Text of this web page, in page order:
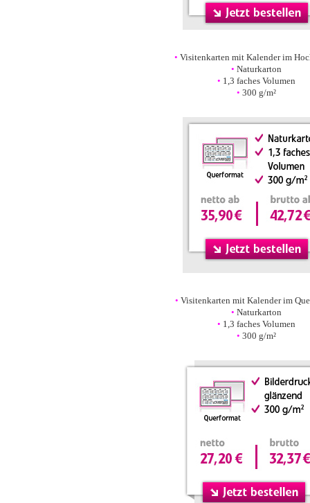
• Visitenkarten mit Kalender im
• Naturkarton
• 1,3 faches Volumen
• 300 g/m²
• Visitenkarten mit Kalender im
• Naturkarton
• 1,3 faches Volumen
• 300 g/m²